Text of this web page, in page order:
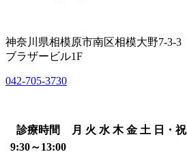
神奈川県相模原市南区相模大野7-3-3
ブラザービル1F
042-705-3730
診療時間 月 火 水 木 金 土 日・祝
9:30～13:00